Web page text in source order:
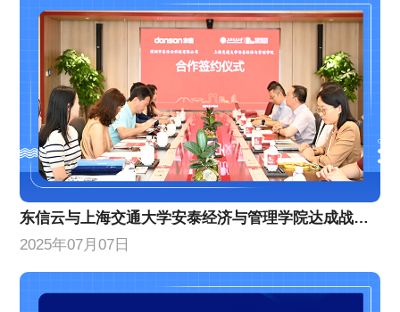
东信云与上海交通大学安泰经济与管理学院达成战略合作
2025年07月07日